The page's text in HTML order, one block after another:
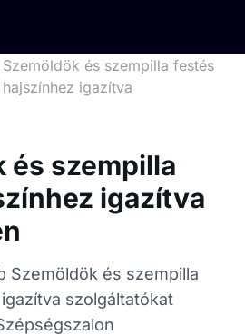
Szemöldök és szempilla festés
hajszínhez igazítva
és szempilla
igazítva
Szemöldök és szempilla
szolgáltatókat